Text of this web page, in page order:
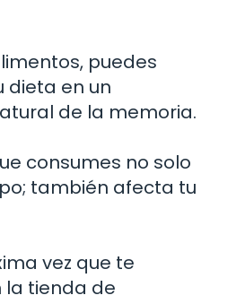
puedes
dieta en un
de la memoria.
consumes no solo
también afecta tu
vez que te
la tienda de